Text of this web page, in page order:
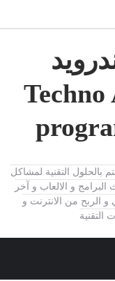
بالحلول التقنية لمشاكل
البرامج و الالعاب و آخر
و الربح من الانترنت و
التقنية